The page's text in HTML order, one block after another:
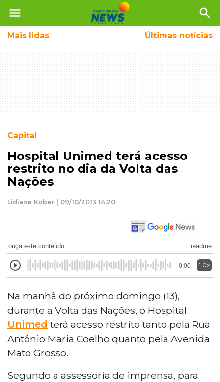
menu search
Mais lidas Últimas notícias
Capital
Hospital Unimed terá acesso
restrito no dia da Volta das
Nações
Lidiane Kober | 09/10/2013 14:20
ouça este conteúdo readme
0:00 1.0x
Na manhã do próximo domingo (13),
durante a Volta das Nações, o Hospital
Unimed terá acesso restrito tanto pela Rua
Antônio Maria Coelho quanto pela Avenida
Mato Grosso.
Segundo a assessoria de imprensa, para